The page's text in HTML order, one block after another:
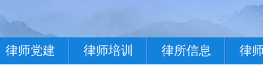
律师党建 律师培训 律所信息 律